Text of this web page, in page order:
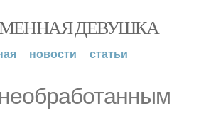
ДЕВУШКА
новости статьи